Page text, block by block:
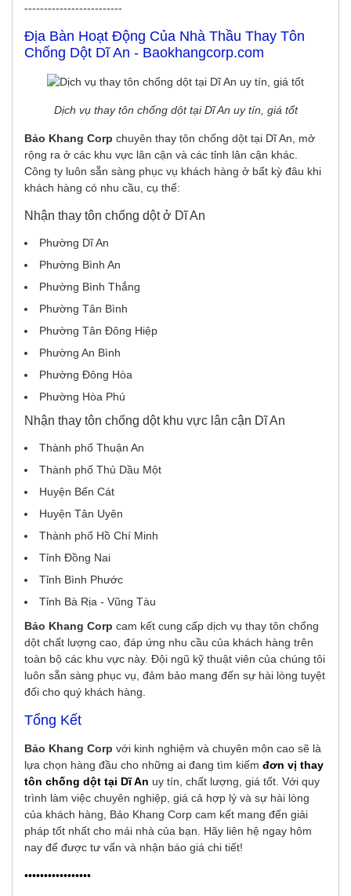
-------------------------
Địa Bàn Hoạt Động Của Nhà Thầu Thay Tôn
Chống Dột Dĩ An - Baokhangcorp.com
Dịch vụ thay tôn chống dột tại Dĩ An uy tín, giá tốt
Bảo Khang Corp chuyên thay tôn chống dột tại Dĩ An, mở
rộng ra ở các khu vực lân cận và các tỉnh lân cận khác.
Công ty luôn sẵn sàng phục vụ khách hàng ở bất kỳ đâu khi
khách hàng có nhu cầu, cụ thể:
Nhận thay tôn chống dột ở Dĩ An
Phường Dĩ An
Phường Bình An
Phường Bình Thắng
Phường Tân Bình
Phường Tân Đông Hiệp
Phường An Bình
Phường Đông Hòa
Phường Hòa Phú
Nhận thay tôn chống dột khu vực lân cận Dĩ An
Thành phố Thuận An
Thành phố Thủ Dầu Một
Huyện Bến Cát
Huyện Tân Uyên
Thành phố Hồ Chí Minh
Tỉnh Đồng Nai
Tỉnh Bình Phước
Tỉnh Bà Rịa - Vũng Tàu
Bảo Khang Corp cam kết cung cấp dịch vụ thay tôn chống
dột chất lượng cao, đáp ứng nhu cầu của khách hàng trên
toàn bộ các khu vực này. Đội ngũ kỹ thuật viên của chúng tôi
luôn sẵn sàng phục vụ, đảm bảo mang đến sự hài lòng tuyệt
đối cho quý khách hàng.
Tổng Kết
Bảo Khang Corp với kinh nghiệm và chuyên môn cao sẽ là
lựa chọn hàng đầu cho những ai đang tìm kiếm đơn vị thay
tôn chống dột tại Dĩ An uy tín, chất lượng, giá tốt. Với quy
trình làm việc chuyên nghiệp, giá cả hợp lý và sự hài lòng
của khách hàng, Bảo Khang Corp cam kết mang đến giải
pháp tốt nhất cho mái nhà của bạn. Hãy liên hệ ngay hôm
nay để được tư vấn và nhận báo giá chi tiết!
•••••••••••••••••